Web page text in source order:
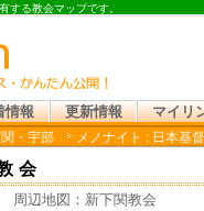
する教会マップです。
情報 更新情報 マイリ
・宇部 メノナイト : 日本基
会
辺地図：新下関教会